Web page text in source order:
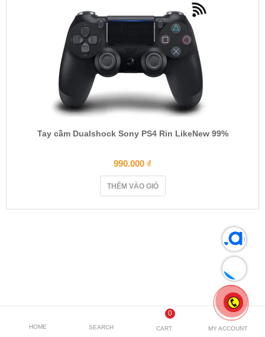
Tay cầm Dualshock Sony PS4 Rin LikeNew 99%
990.000 ₫
THÊM VÀO GIỎ
HOME SEARCH
0
CART MY ACCOUNT